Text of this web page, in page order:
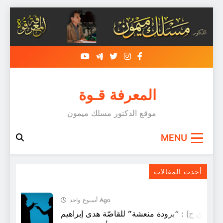
content
المعرفة قـوة
موقع الدكتور مسلك ميمون
MENU
أحدث المقالات
أسبوع واحد Ago
(ق ق ج) : “برودة منعشة” للقاصّة هدى إبراهيم
قصيدة : الأرملة